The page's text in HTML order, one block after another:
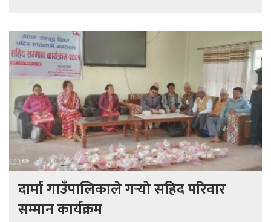
दार्मा गाउँपालिकाले गर्‍यो सहिद परिवार
सम्मान कार्यक्रम